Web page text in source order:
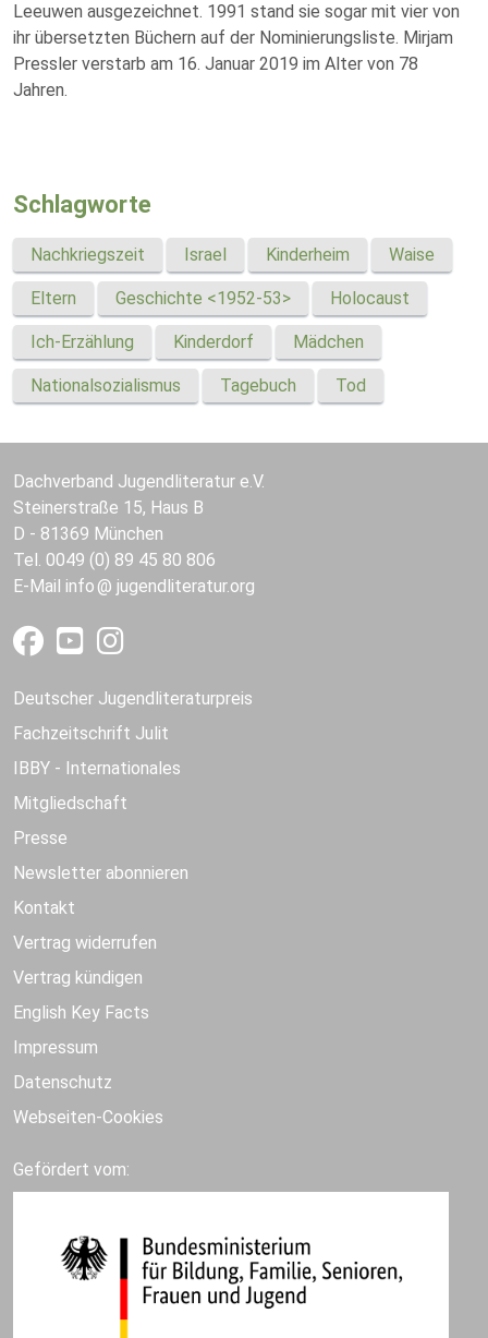
Leeuwen ausgezeichnet. 1991 stand sie sogar mit vier von
ihr übersetzten Büchern auf der Nominierungsliste. Mirjam
Pressler verstarb am 16. Januar 2019 im Alter von 78
Jahren.
Schlagworte
Nachkriegszeit Israel Kinderheim Waise
Eltern Geschichte <1952-53> Holocaust
Ich-Erzählung Kinderdorf Mädchen
Nationalsozialismus Tagebuch Tod
Dachverband Jugendliteratur e.V.
Steinerstraße 15, Haus B
D - 81369 München
Tel. 0049 (0) 89 45 80 806
E-Mail info jugendliteratur.org
Deutscher Jugendliteraturpreis
Fachzeitschrift Julit
IBBY - Internationales
Mitgliedschaft
Presse
Newsletter abonnieren
Kontakt
Vertrag widerrufen
Vertrag kündigen
English Key Facts
Impressum
Datenschutz
Webseiten-Cookies
Gefördert vom: